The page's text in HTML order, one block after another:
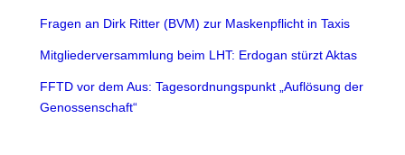
Fragen an Dirk Ritter (BVM) zur Maskenpflicht in Taxis
Mitgliederversammlung beim LHT: Erdogan stürzt Aktas
FFTD vor dem Aus: Tagesordnungspunkt „Auflösung der
Genossenschaft“